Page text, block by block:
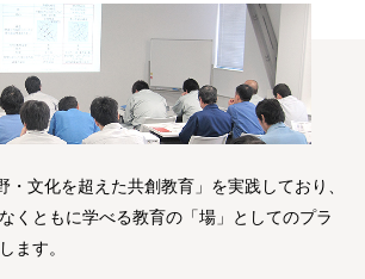
・文化を超えた共創教育」を実践しており、
くともに学べる教育の「場」としてのプラ
ます。